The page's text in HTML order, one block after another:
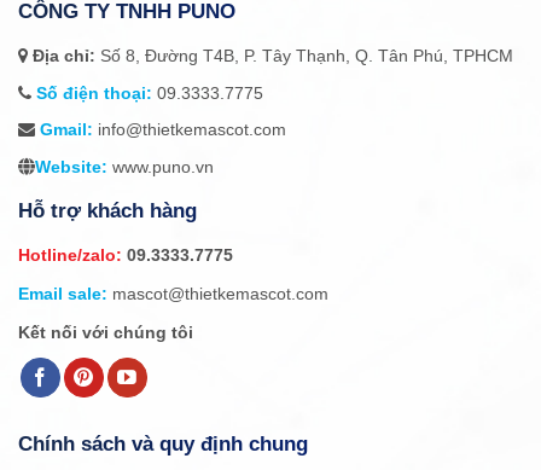
CÔNG TY TNHH PUNO
Địa chỉ: Số 8, Đường T4B, P. Tây Thạnh, Q. Tân Phú, TPHCM
Số điện thoại: 09.3333.7775
Gmail: info@thietkemascot.com
Website: www.puno.vn
Hỗ trợ khách hàng
Hotline/zalo: 09.3333.7775
Email sale: mascot@thietkemascot.com
Kết nối với chúng tôi
Chính sách và quy định chung